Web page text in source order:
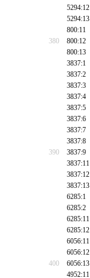
5294:12
5294:13
800:11
380
800:12
800:13
3837:1
3837:2
3837:3
3837:4
3837:5
3837:6
3837:7
3837:8
390
3837:9
3837:11
3837:12
3837:13
6285:1
6285:2
6285:11
6285:12
6056:11
6056:12
400
6056:13
4952:11